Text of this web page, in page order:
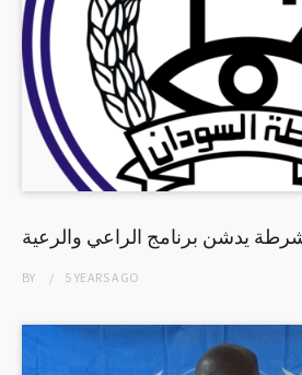
يدشن برنامج الراعي والرعية
BY 5 YEARSAGO